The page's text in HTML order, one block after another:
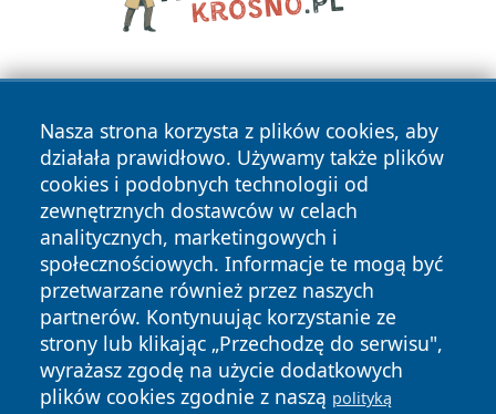
Nasza strona korzysta z plików cookies, aby
działała prawidłowo. Używamy także plików
cookies i podobnych technologii od
zewnętrznych dostawców w celach
analitycznych, marketingowych i
społecznościowych. Informacje te mogą być
przetwarzane również przez naszych
partnerów. Kontynuując korzystanie ze
strony lub klikając „Przechodzę do serwisu",
wyrażasz zgodę na użycie dodatkowych
plików cookies zgodnie z naszą polityką
Copyright © 2026 informacjelodzkie.pl Wszystkie prawa
zastrzeżone.
News Autorzy
Polityka
Prywatności
Polityka
Cookies